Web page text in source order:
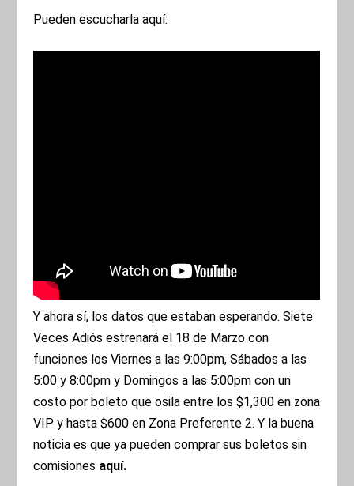
Pueden escucharla aquí:
Y ahora sí, los datos que estaban esperando. Siete
Veces Adiós estrenará el 18 de Marzo con
funciones los Viernes a las 9:00pm, Sábados a las
5:00 y 8:00pm y Domingos a las 5:00pm con un
costo por boleto que osila entre los $1,300 en zona
VIP y hasta $600 en Zona Preferente 2. Y la buena
noticia es que ya pueden comprar sus boletos sin
comisiones aquí.